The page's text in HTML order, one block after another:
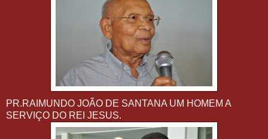
PR.RAIMUNDO JOÃO DE SANTANA UM HOMEM A
SERVIÇO DO REI JESUS.